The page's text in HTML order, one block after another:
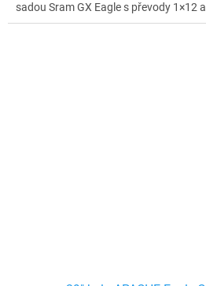
sadou Sram GX Eagle s převody 1×12
osvědčené výplety WTB Speedterra.
rychlou jízdu v terénu, která vás nikdy